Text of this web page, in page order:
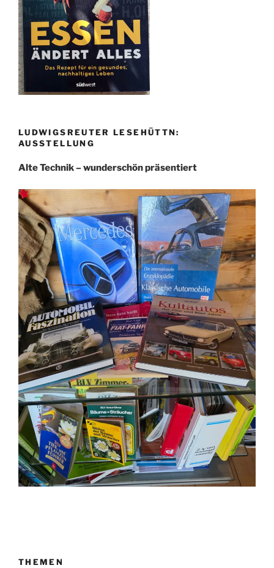
LUDWIGSREUTER LESEHÜTTN:
AUSSTELLUNG
Alte Technik – wunderschön präsentiert
THEMEN